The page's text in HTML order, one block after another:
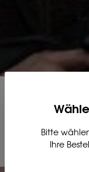
Bitte
Ihre